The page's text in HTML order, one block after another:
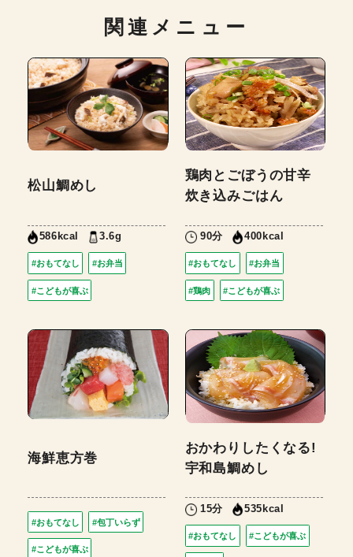
関連メニュー
松山鯛めし
586kcal 3.6g
#おもてなし #お弁当
#こどもが喜ぶ
鶏肉とごぼうの甘辛
炊き込みごはん
90分 400kcal
#おもてなし #お弁当
#鶏肉 #こどもが喜ぶ
海鮮恵方巻
#おもてなし #包丁いらず
#こどもが喜ぶ
おかわりしたくなる!
宇和島鯛めし
15分 535kcal
#おもてなし #こどもが喜ぶ